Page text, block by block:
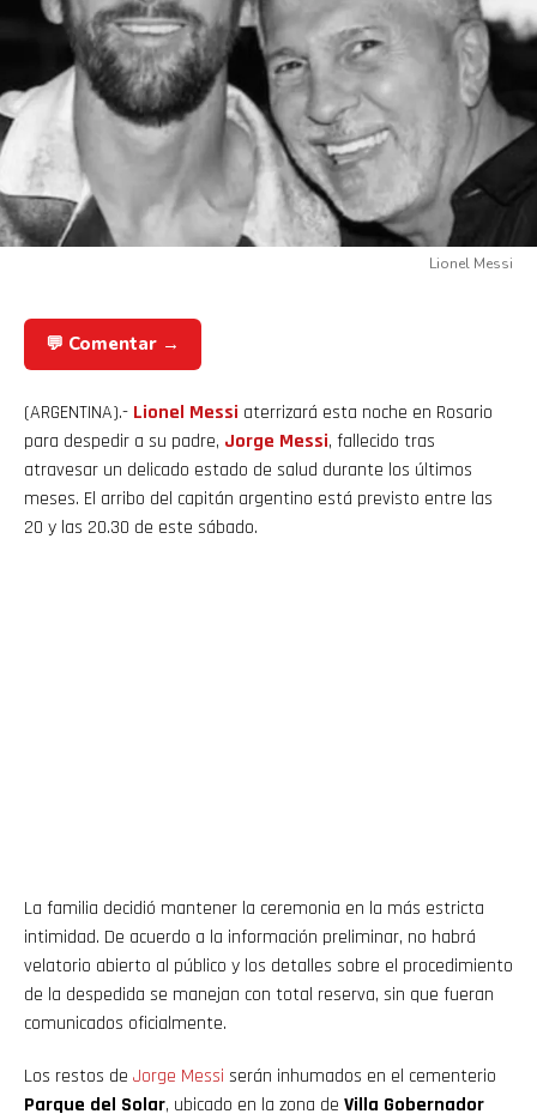
Lionel Messi
💬 Comentar →
(ARGENTINA).- Lionel Messi aterrizará esta noche en Rosario
para despedir a su padre, Jorge Messi, fallecido tras
atravesar un delicado estado de salud durante los últimos
meses. El arribo del capitán argentino está previsto entre las
20 y las 20.30 de este sábado.
La familia decidió mantener la ceremonia en la más estricta
intimidad. De acuerdo a la información preliminar, no habrá
velatorio abierto al público y los detalles sobre el procedimiento
de la despedida se manejan con total reserva, sin que fueran
comunicados oficialmente.
Los restos de Jorge Messi serán inhumados en el cementerio
Parque del Solar, ubicado en la zona de Villa Gobernador